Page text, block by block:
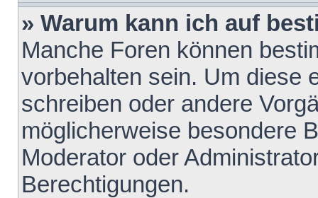
» Warum kann ich auf
Manche Foren können
vorbehalten sein. Um diese
schreiben oder andere
möglicherweise besondere
Moderator oder
Berechtigungen.